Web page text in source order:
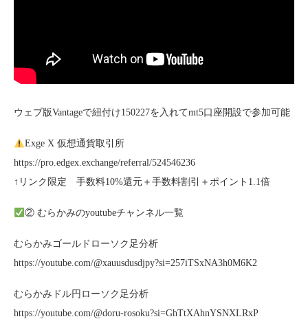
ウェブ版Vantageで紐付け150227を入れてmt5口座開設で参加可能
Exge X 仮想通貨取引所
https://pro.edgex.exchange/referral/524546236
↑リンク限定 手数料10%還元＋手数料割引＋ポイント1.1倍
② むらかみのyoutubeチャンネル一覧
むらかみゴールドローソク足分析
https://youtube.com/@xauusdusdjpy?si=257iTSxNA3h0M6K2
むらかみドル円ローソク足分析
https://youtube.com/@doru-rosoku?si=GhTtXAhnYSNXLRxP